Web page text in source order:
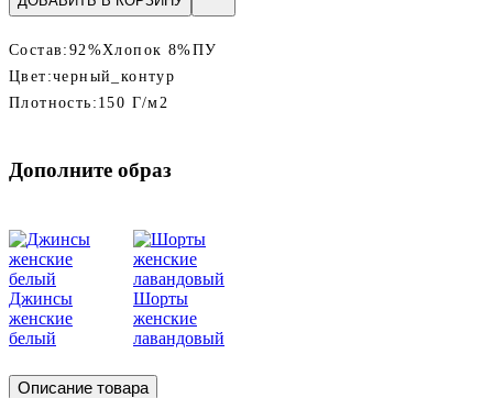
Состав: 92%Хлопок 8%ПУ
Цвет:черный_контур
Плотность: 150 Г/м2
Дополните образ
Джинсы
женские
белый
Шорты
женские
лавандовый
Описание товара